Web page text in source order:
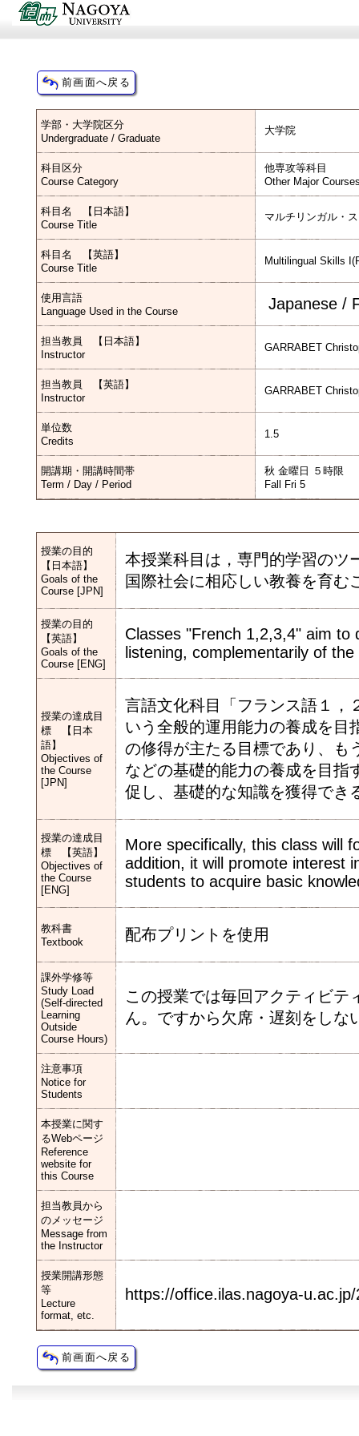
学部・大学院区分
Undergraduate / Graduate
大学院
科目区分
Course Category
他専攻等科目
Other Major
科目名 【日本語】
Course Title
マルチリンガル・
科目名 【英語】
Course Title
Multilingual Skills
使用言語
Language Used in the Course
Japanese /
担当教員 【日本語】
Instructor
GARRABET
担当教員 【英語】
Instructor
GARRABET
単位数
Credits
1.5
開講期・開講時間帯
Term / Day / Period
秋 金曜日 ５時限
Fall Fri 5
授業の目的
【日本語】
Goals of the
Course [JPN]
本授業科目は，専門的学習のツ
国際社会に相応しい教養を育む
授業の目的
【英語】
Goals of the
Course [ENG]
Classes "French 1,2,3,4" aim to
listening, complementarily of
授業の達成目
標 【日本
語】
Objectives of
the Course
[JPN]
言語文化科目「フランス語１，
いう全般的運用能力の養成を目
の修得が主たる目標であり、も
などの基礎的能力の養成を目指
促し、基礎的な知識を獲得でき
授業の達成目
標 【英語】
Objectives of
the Course
[ENG]
More specifically, this class will
addition, it will promote interest
students to acquire basic
教科書
Textbook
配布プリントを使用
課外学修等
Study Load
(Self-directed
Learning
Outside
Course Hours)
この授業では毎回アクティビテ
ん。ですから欠席・遅刻をしな
注意事項
Notice for
Students
本授業に関す
るWebページ
Reference
website for
this Course
担当教員から
のメッセージ
Message from
the Instructor
授業開講形態
等
Lecture
format, etc.
https://office.ilas.nagoya-